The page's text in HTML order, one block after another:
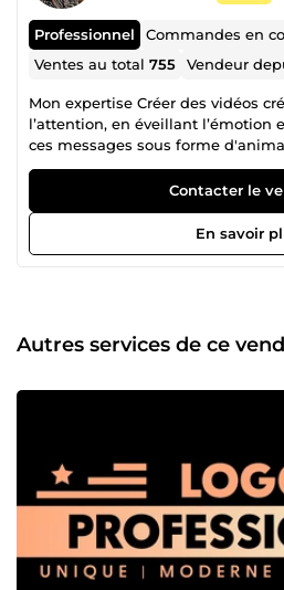
Professionnel Commandes en
Ventes au total755 Vendeur
Mon expertise Créer des vidéos
l’attention, en éveillant l’émotion
ces messages sous forme
que je vous propose : -Vidéo
design -Spot publicitaire &amp;
vidéo professionnel -Animation
Contenu vidéo pour réseaux
TikTok…) Mon expérience Fort
secteur d'activité. Qui est
Chan, fabriqué en France avec
pour refléter l’univers et les
client. Contactez-moi pour
vous répondrai rapidement.
Contacter le
En savoir
Autres services de ce